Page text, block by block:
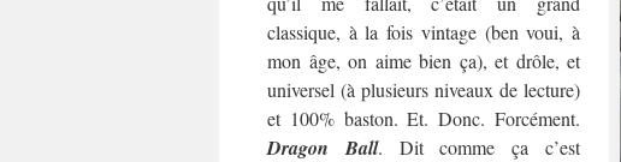
classique, à la fois vintage (ben voui, à
mon âge, on aime bien ça), et drôle, et
universel (à plusieurs niveaux de lecture)
et 100% baston. Et. Donc. Forcément.
Dragon Ball. Dit comme ça c’est